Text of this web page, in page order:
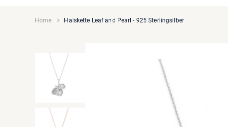
Home Halskette Leaf and Pearl - 925 Sterlingsilber